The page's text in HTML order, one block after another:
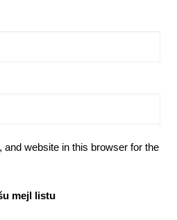
and website in this browser for the
mejl listu